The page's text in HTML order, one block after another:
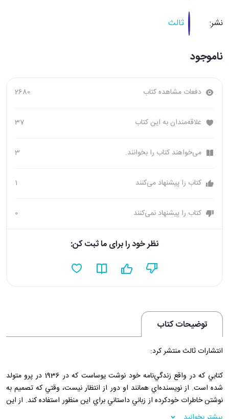
نشر: ثالث
ناموجود
دفعات مشاهده کتاب 2680
علاقه‌مندان به این کتاب 37
می‌خواهند کتاب را بخوانند. 3
کتاب را پیشنهاد می‌کنند 1
کتاب را پیشنهاد نمی‌کنند 0
نظر خود را برای ما ثبت کن:
توضیحات کتاب
انتشارات ثالث منتشر کرد:
کتابي که در واقع زندگي‌نامه خود نوشت يوساست که در 1936 در پرو متولد
شده است. از نويسنده‌اي همانند او دور از انتظار نيست، وقتي که تصميم به
نوشتن خاطرات خودکرده از زباني داستاني براي اين منظور استفاده کند. از اين
رو ماهي در آب بدل شده است به رماني که با زبان اول شخص روايت کننده